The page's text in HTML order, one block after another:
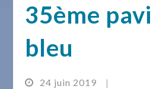
35ème
bleu
24 juin 2019
|